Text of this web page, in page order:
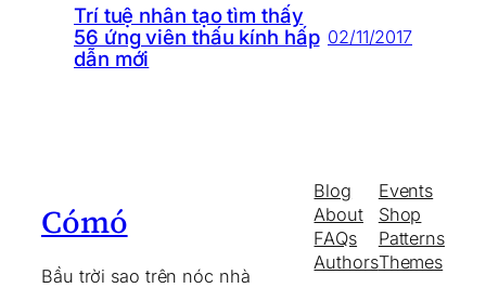
Trí tuệ nhân tạo tìm thấy
56 ứng viên thấu kính hấp
dẫn mới
02/11/2017
Cómó
Bầu trời sao trên nóc nhà
Blog
About
FAQs
Authors
Events
Shop
Patterns
Themes